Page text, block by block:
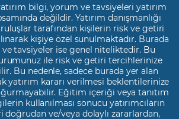
bilgi, yorum ve tavsiyeleri yatırım
değildir. Yatırım danışmanlığı
tarafından kişilerin risk ve getiri
kişiye özel sunulmaktadır. Burada
tavsiyeler ise genel niteliktedir. Bu
ile risk ve getiri tercihlerinize
Bu nedenle, sadece burada yer alan
yatırım kararı verilmesi beklentilerinize
Eğitim içeriği veya tanıtım
kullanılması sonucu yatırımcıların
doğrudan ve/veya dolaylı zararlardan,